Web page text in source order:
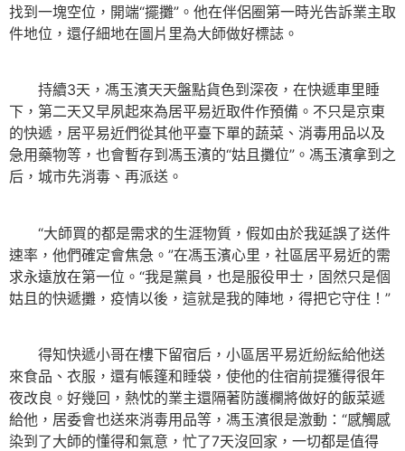
找到一塊空位，開端“擺攤”。他在伴侶圈第一時光告訴業主取
件地位，還仔細地在圖片里為大師做好標誌。
持續3天，馮玉濱天天盤點貨色到深夜，在快遞車里睡
下，第二天又早夙起來為居平易近取件作預備。不只是京東
的快遞，居平易近們從其他平臺下單的蔬菜、消毒用品以及
急用藥物等，也會暫存到馮玉濱的“姑且攤位”。馮玉濱拿到之
后，城市先消毒、再派送。
“大師買的都是需求的生涯物質，假如由於我延誤了送件
速率，他們確定會焦急。”在馮玉濱心里，社區居平易近的需
求永遠放在第一位。“我是黨員，也是服役甲士，固然只是個
姑且的快遞攤，疫情以後，這就是我的陣地，得把它守住！”
得知快遞小哥在樓下留宿后，小區居平易近紛紜給他送
來食品、衣服，還有帳篷和睡袋，使他的住宿前提獲得很年
夜改良。好幾回，熱忱的業主還隔著防護欄將做好的飯菜遞
給他，居委會也送來消毒用品等，馮玉濱很是激動：“感觸感
染到了大師的懂得和氣意，忙了7天沒回家，一切都是值得